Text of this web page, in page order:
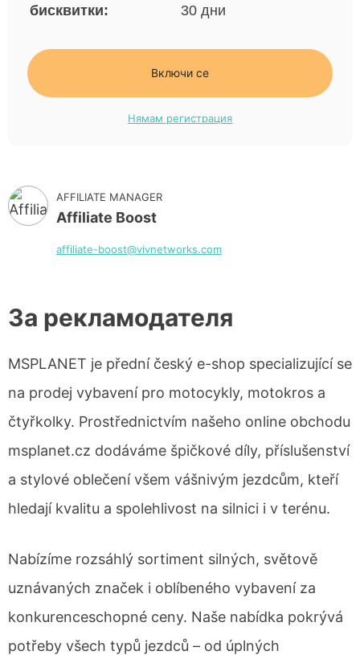
бисквитки:
30 дни
Включи се
Нямам регистрация
AFFILIATE MANAGER
Affiliate Boost
affiliate-boost@vivnetworks.com
За рекламодателя
MSPLANET je přední český e-shop specializující se
na prodej vybavení pro motocykly, motokros a
čtyřkolky. Prostřednictvím našeho online obchodu
msplanet.cz dodáváme špičkové díly, příslušenství
a stylové oblečení všem vášnivým jezdcům, kteří
hledají kvalitu a spolehlivost na silnici i v terénu.
Nabízíme rozsáhlý sortiment silných, světově
uznávaných značek i oblíbeného vybavení za
konkurenceschopné ceny. Naše nabídka pokrývá
potřeby všech typů jezdců – od úplných